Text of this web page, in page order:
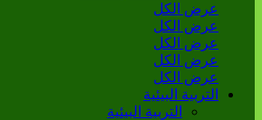
عرض الكل
عرض الكل
عرض الكل
عرض الكل
عرض الكل
التربية البيئية
التربية البيئية